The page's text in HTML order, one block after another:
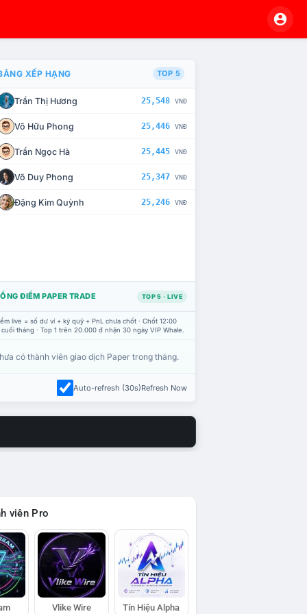
CHẾ TÀI XỬ LÝ VI PHẠM
XẾP HẠNG TOP 5
Trần Thị Hương 25,548 VNĐ
Võ Hữu Phong 25,446 VNĐ
Trần Ngọc Hà 25,445 VNĐ
Võ Duy Phong 25,347 VNĐ
Đặng Kim Quỳnh 25,246 VNĐ
ĐIỂM PAPER TRADE TOP 5 · LIVE
live = số dư ví + ký quỹ + PnL chưa chốt · Chốt 12:00
tháng · Top 1 trên 20.000 đ nhận 30 ngày VIP Whale.
có thành viên giao dịch Paper trong tháng.
Auto-refresh (30s)Refresh Now
viên Pro
Vlike Wire Tín Hiệu Alpha